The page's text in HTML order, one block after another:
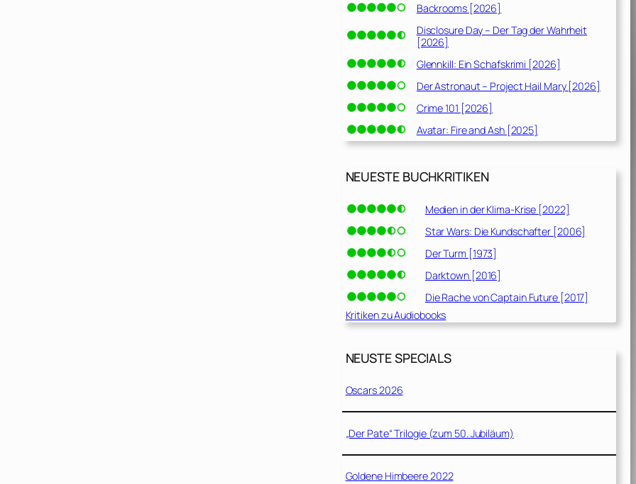
Backrooms [2026]
Disclosure Day – Der Tag der Wahrheit
[2026]
Glennkill: Ein Schafskrimi [2026]
Der Astronaut – Project Hail Mary [2026]
Crime 101 [2026]
Avatar: Fire and Ash [2025]
NEUESTE BUCHKRITIKEN
Medien in der Klima-Krise [2022]
Star Wars: Die Kundschafter [2006]
Der Turm [1973]
Darktown [2016]
Die Rache von Captain Future [2017]
Kritiken zu Audiobooks
NEUSTE SPECIALS
Oscars 2026
„Der Pate“ Trilogie (zum 50. Jubiläum)
Goldene Himbeere 2022